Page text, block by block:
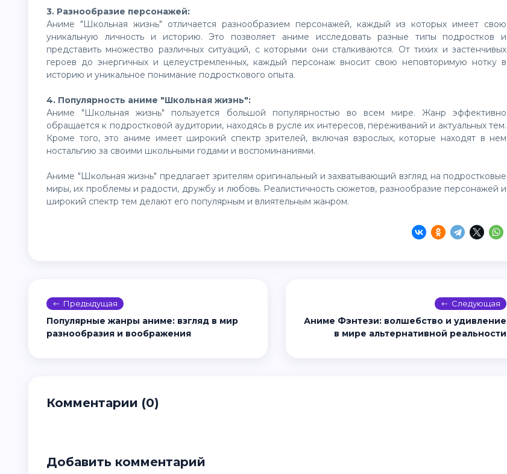
3. Разнообразие персонажей:
Аниме "Школьная жизнь" отличается разнообразием персонажей, каждый из которых имеет свою
уникальную личность и историю. Это позволяет аниме исследовать разные типы подростков и
представить множество различных ситуаций, с которыми они сталкиваются. От тихих и застенчивых
героев до энергичных и целеустремленных, каждый персонаж вносит свою неповторимую нотку в
историю и уникальное понимание подросткового опыта.
4. Популярность аниме "Школьная жизнь":
Аниме "Школьная жизнь" пользуется большой популярностью во всем мире. Жанр эффективно
обращается к подростковой аудитории, находясь в русле их интересов, переживаний и актуальных тем.
Кроме того, это аниме имеет широкий спектр зрителей, включая взрослых, которые находят в нем
ностальгию за своими школьными годами и воспоминаниями.
Аниме "Школьная жизнь" предлагает зрителям оригинальный и захватывающий взгляд на подростковые
миры, их проблемы и радости, дружбу и любовь. Реалистичность сюжетов, разнообразие персонажей и
широкий спектр тем делают его популярным и влиятельным жанром.
Предыдущая
Популярные жанры аниме: взгляд в мир
разнообразия и воображения
Следующая
Аниме Фэнтези: волшебство и удивление
в мире альтернативной реальности
Комментарии (0)
Добавить комментарий